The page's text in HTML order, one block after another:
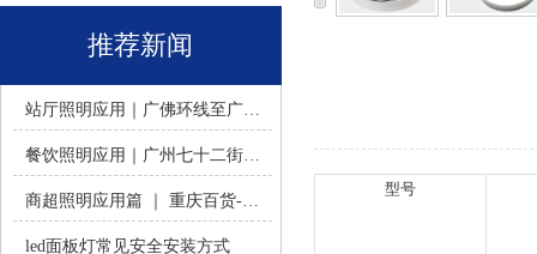
推荐新闻
站厅照明应用｜广佛环线至广州南站 -佛山火树银花照明
餐饮照明应用｜广州七十二街道餐饮连锁-佛山火树银花照明
商超照明应用篇 ｜ 重庆百货-佛山火树银花照明合作历程
led面板灯常见安全安装方式
型号